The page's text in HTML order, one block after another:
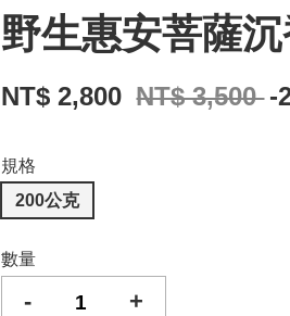
野生惠安菩薩
NT$ 2,800 NT$ 3,500 -
規格
200公克
數量
- +